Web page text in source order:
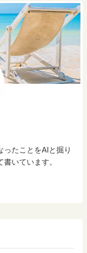
ったことをAIと掘り
いています。